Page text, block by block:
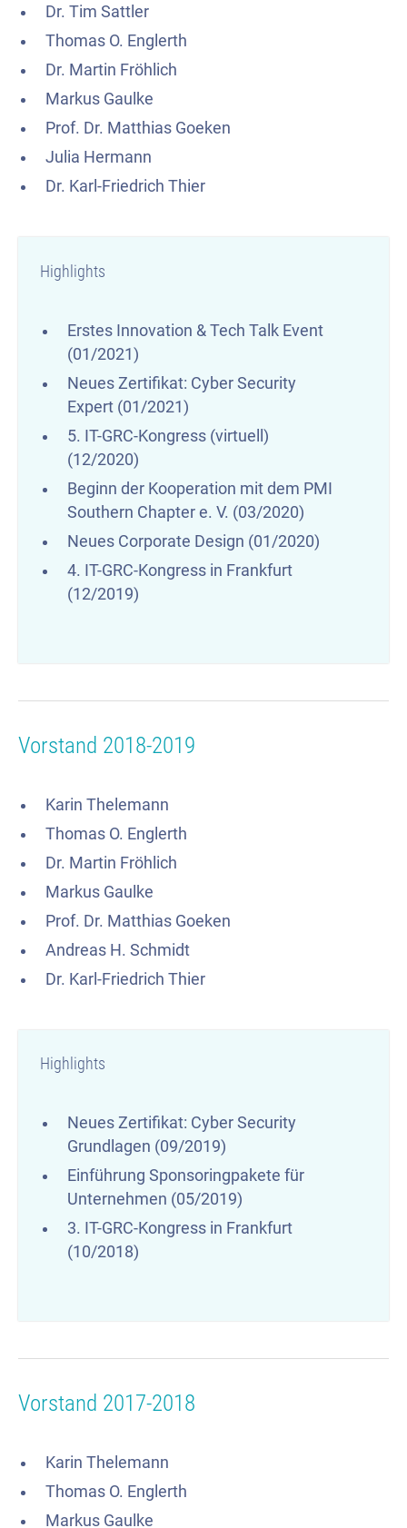
Dr. Tim Sattler
Thomas O. Englerth
Dr. Martin Fröhlich
Markus Gaulke
Prof. Dr. Matthias Goeken
Julia Hermann
Dr. Karl-Friedrich Thier
Highlights
Erstes Innovation & Tech Talk Event
(01/2021)
Neues Zertifikat: Cyber Security
Expert (01/2021)
5. IT-GRC-Kongress (virtuell)
(12/2020)
Beginn der Kooperation mit dem PMI
Southern Chapter e. V. (03/2020)
Neues Corporate Design (01/2020)
4. IT-GRC-Kongress in Frankfurt
(12/2019)
Vorstand 2018-2019
Karin Thelemann
Thomas O. Englerth
Dr. Martin Fröhlich
Markus Gaulke
Prof. Dr. Matthias Goeken
Andreas H. Schmidt
Dr. Karl-Friedrich Thier
Highlights
Neues Zertifikat: Cyber Security
Grundlagen (09/2019)
Einführung Sponsoringpakete für
Unternehmen (05/2019)
3. IT-GRC-Kongress in Frankfurt
(10/2018)
Vorstand 2017-2018
Karin Thelemann
Thomas O. Englerth
Markus Gaulke